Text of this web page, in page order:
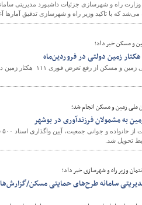
و
راه و شهرسازی جزئیات داشبورد مدیریتی
که با تاکید وزیر راه و شهرسازی تدقیق آمارها
و مسکن خبر داد؛
مدیرعامل سازمان
ملی زمین و مسکن انجام شد؛
تحویل شد.
وزیر راه و شهرسازی خبر داد؛
مدیریتی سامانه طرح‌های حمایتی مسکن/